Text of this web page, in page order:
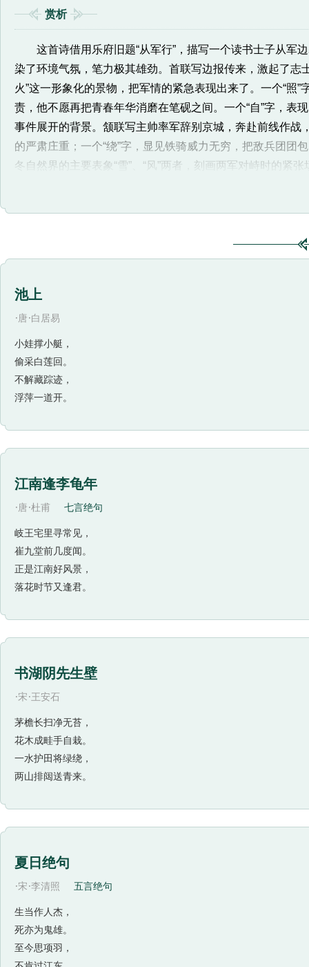
赏析
这首诗借用乐府旧题“从军行”，描写一个读书士子从军
染了环境气氛，笔力极其雄劲。首联写边报传来，激起了志
火”这一形象化的景物，把军情的紧急表现出来了。一个“照
责，他不愿再把青春年华消磨在笔砚之间。一个“自”字，
事件展开的背景。颔联写主帅率军辞别京城，奔赴前线作战
的严肃庄重；一个“绕”字，显见铁骑威力无穷，把敌兵团
冬自然界的主要表象“雪”、“风”两者，刻画两军对峙时的紧
国立功的荣誉感和英雄主义弥漫在社会氛围中。”杨炯这两
他诗里也有所反映。这首短诗，写出书生投笔从戎，出塞
的，一路上行军的情况怎样，诗人一概略去不写。其次，
展前进。如第三句刚写了辞京，第四句就已经包围了敌人
之间又给人留下了丰富的想象余地。同时，这种跳跃式的
往无前的气势，有力地突现出书生强烈的爱国激情和唐军将
公元679—681年（唐高宗调露、永隆年间），吐蕃、突
为是作者看到朝廷重武轻文，只有武官得宠，心中有所不平
池上
·唐·白居易
小娃撑小艇，
偷采白莲回。
不解藏踪迹，
浮萍一道开。
江南逢李龟年
·唐·杜甫 七言绝句
岐王宅里寻常见，
崔九堂前几度闻。
正是江南好风景，
落花时节又逢君。
书湖阴先生壁
·宋·王安石
茅檐长扫净无苔，
花木成畦手自栽。
一水护田将绿绕，
两山排闼送青来。
夏日绝句
·宋·李清照 五言绝句
生当作人杰，
死亦为鬼雄。
至今思项羽，